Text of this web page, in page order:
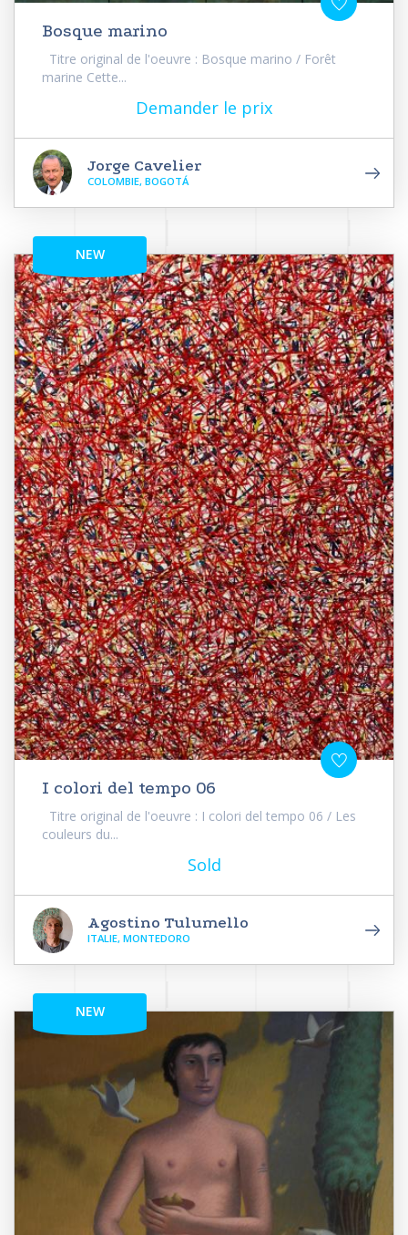
Bosque marino
Titre original de l'oeuvre : Bosque marino / Forêt
marine Cette...
Demander le prix
Jorge Cavelier
COLOMBIE, BOGOTÁ
NEW
I colori del tempo 06
Titre original de l'oeuvre : I colori del tempo 06 / Les
couleurs du...
Sold
Agostino Tulumello
ITALIE, MONTEDORO
NEW